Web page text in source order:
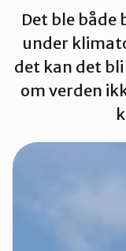
Det ble
under
det kan det
om verden